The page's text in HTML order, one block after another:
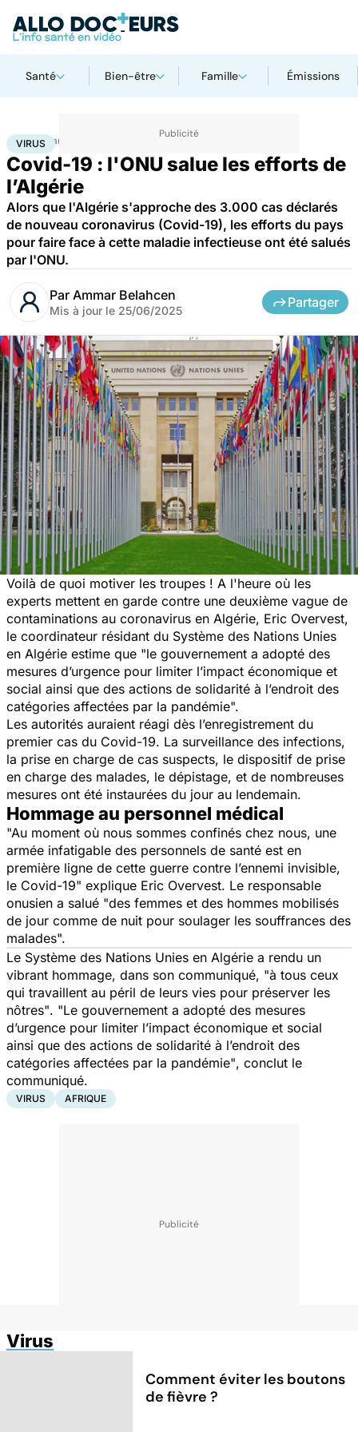
Santé Bien-être Famille Émissions
Accueil Santé Maladies infectieuses
VIRUS
Covid-19 : l'ONU salue les efforts de
l’Algérie
Alors que l'Algérie s'approche des 3.000 cas déclarés
de nouveau coronavirus (Covid-19), les efforts du pays
pour faire face à cette maladie infectieuse ont été salués
par l'ONU.
Par Ammar Belahcen
Mis à jour le 25/06/2025
Partager
Voilà de quoi motiver les troupes ! A l'heure où les
experts mettent en garde contre une deuxième vague de
contaminations au coronavirus en Algérie, Eric Overvest,
le coordinateur résidant du Système des Nations Unies
en Algérie estime que "le gouvernement a adopté des
mesures d’urgence pour limiter l’impact économique et
social ainsi que des actions de solidarité à l’endroit des
catégories affectées par la pandémie".
Les autorités auraient réagi dès l’enregistrement du
premier cas du Covid-19. La surveillance des infections,
la prise en charge de cas suspects, le dispositif de prise
en charge des malades, le dépistage, et de nombreuses
mesures ont été instaurées du jour au lendemain.
Hommage au personnel médical
"Au moment où nous sommes confinés chez nous, une
armée infatigable des personnels de santé est en
première ligne de cette guerre contre l’ennemi invisible,
le Covid-19" explique Eric Overvest. Le responsable
onusien a salué "des femmes et des hommes mobilisés
de jour comme de nuit pour soulager les souffrances des
malades".
Le Système des Nations Unies en Algérie a rendu un
vibrant hommage, dans son communiqué, "à tous ceux
qui travaillent au péril de leurs vies pour préserver les
nôtres". "Le gouvernement a adopté des mesures
d’urgence pour limiter l’impact économique et social
ainsi que des actions de solidarité à l’endroit des
catégories affectées par la pandémie", conclut le
communiqué.
VIRUS AFRIQUE
Virus
Comment éviter les boutons
de fièvre ?